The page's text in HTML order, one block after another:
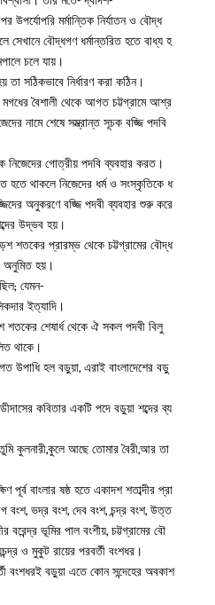
মর্মান্তিক নির্যাতন ও বৌদ্ধ
সেখানে বৌদ্ধগণ ধর্মান্তরিত হতে বাধ্য হ
চলে যায়।
সঠিকভাবে নির্ধারণ করা কঠিন।
বৈশালী থেকে আগত চট্টগ্রামে আশ্র
নামে শেষে সম্ভ্রান্ত সূচক বজ্জি পদবি
গোত্রীয় পদবি ব্যবহার করত।
হতে থাকলে নিজেদের ধর্ম ও সংস্কৃতিকে ধ
অনুকরণে বজ্জি পদবী ব্যবহার শুরু করে
উদ্ভব হয়।
শতকের প্রারম্ভ থেকে চট্টগ্রামের বৌদ্ধ
অনুমিত হয়।
যেমন-
ইত্যাদি।
শতকের শেষার্ধ থেকে ঐ সকল পদবী বিলু
থাকে।
উপাধি হল বড়ুয়া, এরাই বাংলাদেশের বড়ু
কবিতার একটি পদে বড়ুয়া শব্দের ব্য
কুলনারী,কুলে আছে তোমার বৈরী,আর তা
পূর্ব বাংলার ষষ্ঠ হতে একাদশ শতাব্দীর প্রা
বংশ, ভদ্র বংশ, দেব বংশ, চন্দ্র বংশ, উত্ত
বরেন্দ্র ভূমির পাল বংশীয়, চট্টগ্রামের বৌ
ও মুকুট রায়ের পরবর্তী বংশধর।
বংশধরই বড়ুয়া এতে কোন সন্দেহের অবকাশ